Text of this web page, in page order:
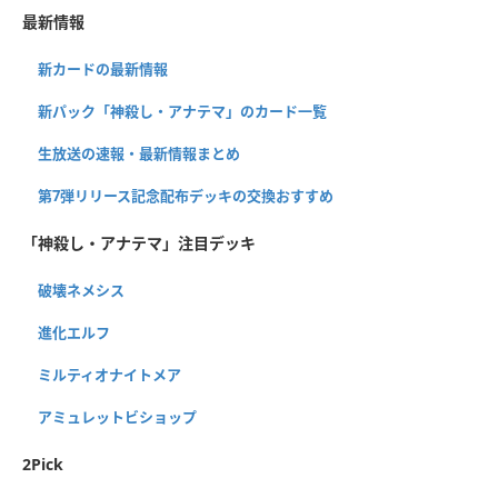
最新情報
新カードの最新情報
新パック「神殺し・アナテマ」のカード一覧
生放送の速報・最新情報まとめ
第7弾リリース記念配布デッキの交換おすすめ
「神殺し・アナテマ」注目デッキ
破壊ネメシス
進化エルフ
ミルティオナイトメア
アミュレットビショップ
2Pick